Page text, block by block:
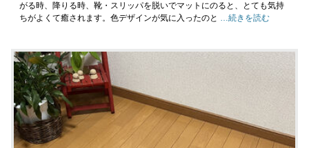
がる時、降りる時、靴・スリッパを脱いでマットにのると、とても気持
ちがよくて癒されます。色デザインが気に入ったのと …続きを読む